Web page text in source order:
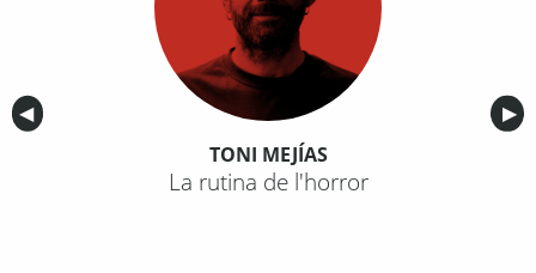
Anterior
◀︎ ▶︎
TONI MEJÍAS
La rutina de l'horror